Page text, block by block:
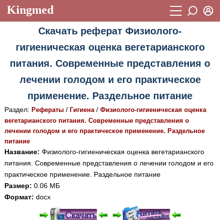
Kingmed
Учебный материал
Видеогалерея 899
1268
Лекции и презентации 2474
Аккредитационные тесты (6)
Методические рекомендации
Научно-популярное
Статьи
(244)
Восстановить пароль
Регистрация
Скачать реферат Физиолого-
гигиеническая оценка вегетарианского
питания. Современные представления о
лечении голодом и его практическое
применение. Раздельное питание
Раздел: Рефераты/ Гигиена/ Физиолого-гигиеническая оценка
вегетарианского питания. Современные представления о
лечении голодом и его практическое применение. Раздельное
питание
Название: Физиолого-гигиеническая оценка вегетарианского
питания. Современные представления о лечении голодом и его
практическое применение. Раздельное питание
Размер: 0.06 МБ
Формат: docx